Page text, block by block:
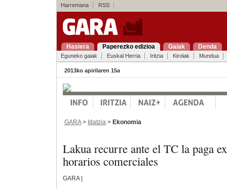
Harremana RSS
Hasiera Paperezko edizioa Gaiak Denda
Eguneko gaiak Euskal Herria Iritzia Kirolak Mundua
2013ko apirilaren 15a
GARA> Idatzia > Ekonomia
Lakua recurre ante el TC la paga
horarios comerciales
GARA |